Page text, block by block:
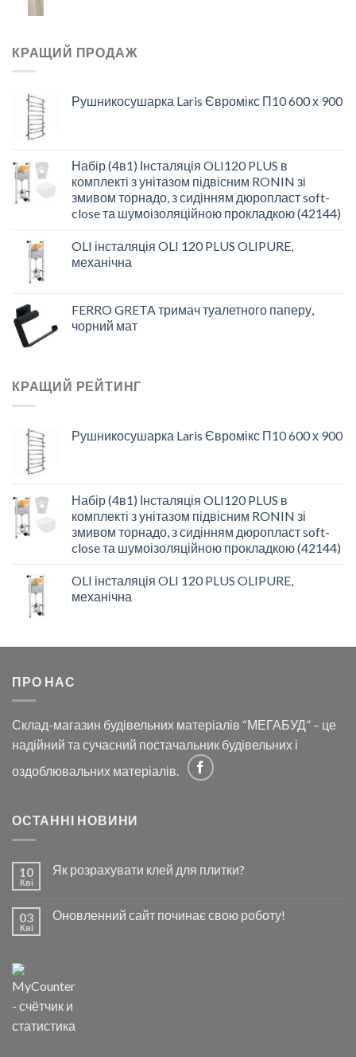
КРАЩИЙ ПРОДАЖ
Рушникосушарка Laris Євромікс П10 600 х 900
Набір (4в1) Інсталяція OLI120 PLUS в
комплекті з унітазом підвісним RONIN зі
змивом торнадо, з сидінням дюропласт soft-
close та шумоізоляційною прокладкою (42144)
OLI інсталяція OLI 120 PLUS OLIPURE,
механічна
FERRO GRETA тримач туалетного паперу,
чорний мат
КРАЩИЙ РЕЙТИНГ
Рушникосушарка Laris Євромікс П10 600 х 900
Набір (4в1) Інсталяція OLI120 PLUS в
комплекті з унітазом підвісним RONIN зі
змивом торнадо, з сидінням дюропласт soft-
close та шумоізоляційною прокладкою (42144)
OLI інсталяція OLI 120 PLUS OLIPURE,
механічна
ПРО НАС
Склад-магазин будівельних матеріалів “МЕГАБУД” – це
надійний та сучасний постачальник будівельних і
оздоблювальних матеріалів.
ОСТАННІ НОВИНИ
10
Кві
Як розрахувати клей для плитки?
03
Кві
Оновленний сайт починає свою роботу!